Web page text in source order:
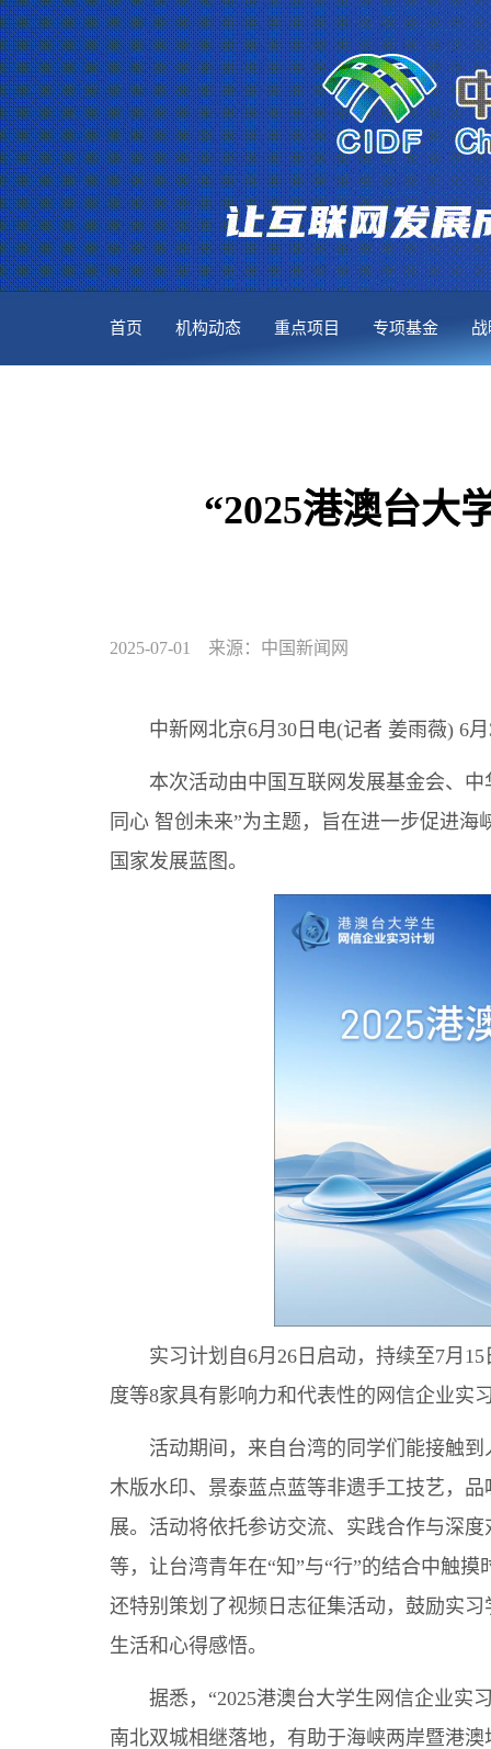
首页 机构动态 重点项目 专项基金
“2025港澳台大
2025-07-01 来源：中国新闻网
中新网北京6月30日电(记者 姜雨薇) 6月
本次活动由中国互联网发展基金会、中
同心 智创未来”为主题，旨在进一步促进
国家发展蓝图。
实习计划自6月26日启动，持续至7月15
度等8家具有影响力和代表性的网信企业实
活动期间，来自台湾的同学们能接触到
木版水印、景泰蓝点蓝等非遗手工技艺，
展。活动将依托参访交流、实践合作与深
等，让台湾青年在“知”与“行”的结合中触
还特别策划了视频日志征集活动，鼓励实
生活和心得感悟。
据悉，“2025港澳台大学生网信企业实习
南北双城相继落地，有助于海峡两岸暨港